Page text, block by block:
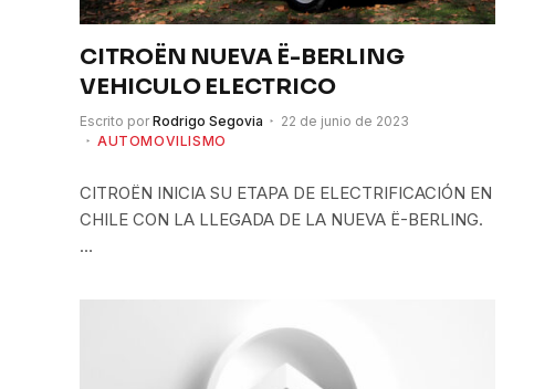
CITROËN NUEVA Ë-BERLING
VEHICULO ELECTRICO
Escrito por Rodrigo Segovia
22 de junio de 2023
AUTOMOVILISMO
CITROËN INICIA SU ETAPA DE ELECTRIFICACIÓN EN
CHILE CON LA LLEGADA DE LA NUEVA Ë-BERLING.
…